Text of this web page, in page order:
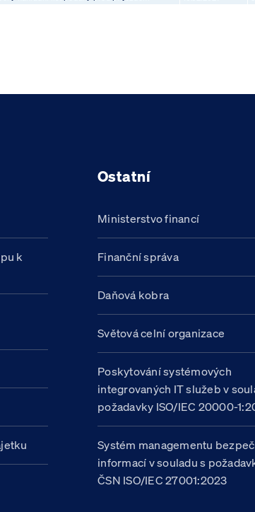
k
Ostatní
Ministerstvo financí
Finanční správa
Daňová kobra
Světová celní organizace
Poskytování systémových
integrovaných IT služeb v
požadavky ISO/IEC 20000-
Systém managementu
informací v souladu s
ČSN ISO/IEC 27001:2023